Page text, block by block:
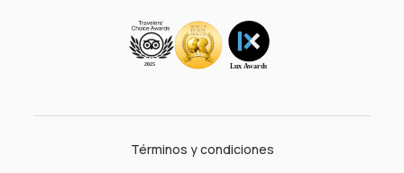
Términos y condiciones